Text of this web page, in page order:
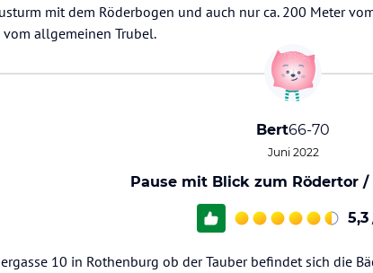
mit dem Röderbogen und auch nur ca. 200 Meter
allgemeinen Trubel.
Bert66-70
Juni 2022
Pause mit Blick zum Rödertor
5,3
10 in Rothenburg ob der Tauber befindet sich die